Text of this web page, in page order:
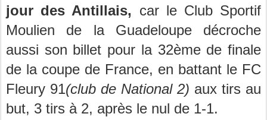
jour des Antillais, car le Club Sportif
Moulien de la Guadeloupe décroche
aussi son billet pour la 32ème de finale
de la coupe de France, en battant le FC
Fleury 91(club de National 2) aux tirs au
but, 3 tirs à 2, après le nul de 1-1.